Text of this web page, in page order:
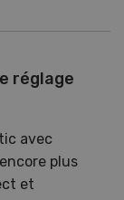
réglage
avec
plus
et